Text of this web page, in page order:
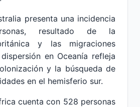
presenta una incidencia
resultado de la
y las migraciones
en Oceanía refleja
y la búsqueda de
en el hemisferio sur.
cuenta con 528 personas